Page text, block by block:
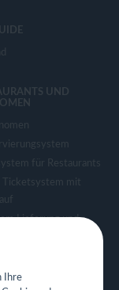
UND
für Restaurants
Ticketsystem mit
Lieferung und
für Restaurant
Ihre